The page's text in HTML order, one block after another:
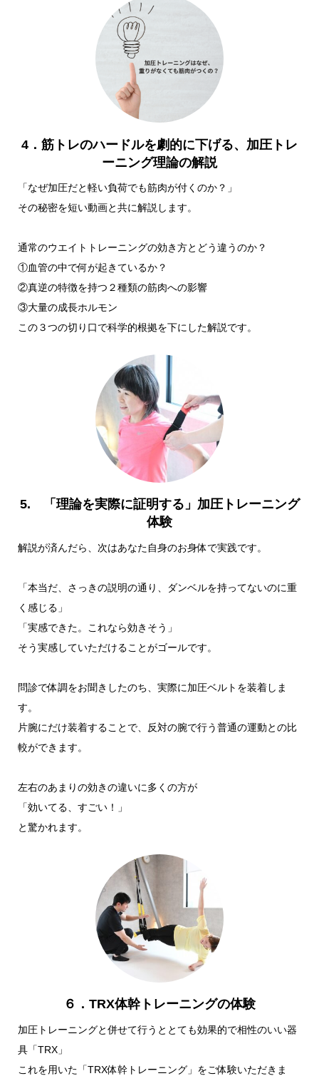
4．筋トレのハードルを劇的に下げる、加圧トレ
ーニング理論の解説
「なぜ加圧だと軽い負荷でも筋肉が付くのか？」
その秘密を短い動画と共に解説します。
通常のウエイトトレーニングの効き方とどう違うのか？
①血管の中で何が起きているか？
②真逆の特徴を持つ２種類の筋肉への影響
③大量の成長ホルモン
この３つの切り口で科学的根拠を下にした解説です。
5. 「理論を実際に証明する」加圧トレーニング
体験
解説が済んだら、次はあなた自身のお身体で実践です。
「本当だ、さっきの説明の通り、ダンベルを持ってないのに重
く感じる」
「実感できた。これなら効きそう」
そう実感していただけることがゴールです。
問診で体調をお聞きしたのち、実際に加圧ベルトを装着しま
す。
片腕にだけ装着することで、反対の腕で行う普通の運動との比
較ができます。
左右のあまりの効きの違いに多くの方が
「効いてる、すごい！」
と驚かれます。
６．TRX体幹トレーニングの体験
加圧トレーニングと併せて行うととても効果的で相性のいい器
具「TRX」
これを用いた「TRX体幹トレーニング」をご体験いただきま